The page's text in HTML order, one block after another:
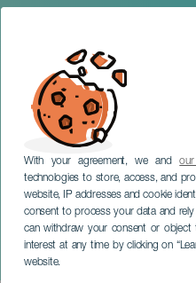
With your agreement, we and
technologies to store, access, and
website, IP addresses and cookie
consent to process your data and
can withdraw your consent or
interest at any time by clicking on
website.Gran
GRAN CANARIA